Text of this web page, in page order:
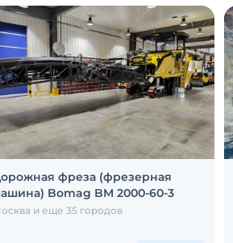
фреза (фрезерная
Bomag BM 2000-60-3
и еще 35 городов